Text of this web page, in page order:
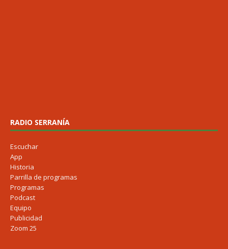
RADIO SERRANÍA
Escuchar
App
Historia
Parrilla de programas
Programas
Podcast
Equipo
Publicidad
Zoom 25